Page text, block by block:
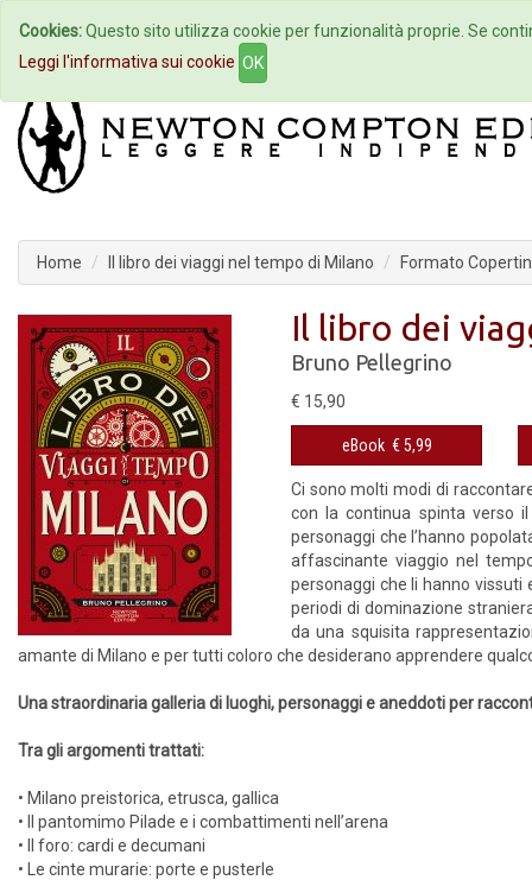
Home Autori Eventi
Home Il libro dei viaggi nel tempo di Milano Formato
Il libro dei
Bruno Pellegrino
€ 15,90
eBook € 5,99
Ci sono molti modi di
con la continua spinta verso
personaggi che l’hanno
affascinante viaggio nel
personaggi che li hanno vissuti
periodi di dominazione
da una squisita
amante di Milano e per tutti coloro che desiderano apprendere
Una straordinaria galleria di luoghi, personaggi e aneddoti per
Tra gli argomenti trattati:
• Milano preistorica, etrusca, gallica
• Il pantomimo Pilade e i combattimenti nell’arena
• Il foro: cardi e decumani
• Le cinte murarie: porte e pusterle
Cookies:Questo sito utilizza cookie per funzionalità proprie. Se
Leggi l'informativa sui cookie OK